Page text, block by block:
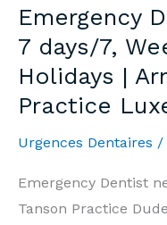
7j/7,
Week-
end
et
Fériés
|
Cabinet
Emergency
7 days/7,
Holidays |
Practice
Urgences Dentaires /
Emergency Dentist
Tanson Practice